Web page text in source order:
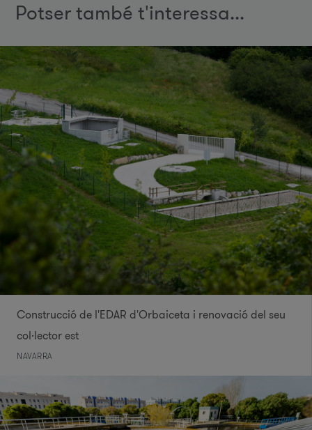
Potser també t'interessa...
Construcció de l'EDAR d'Orbaiceta i renovació del seu
col·lector est
NAVARRA